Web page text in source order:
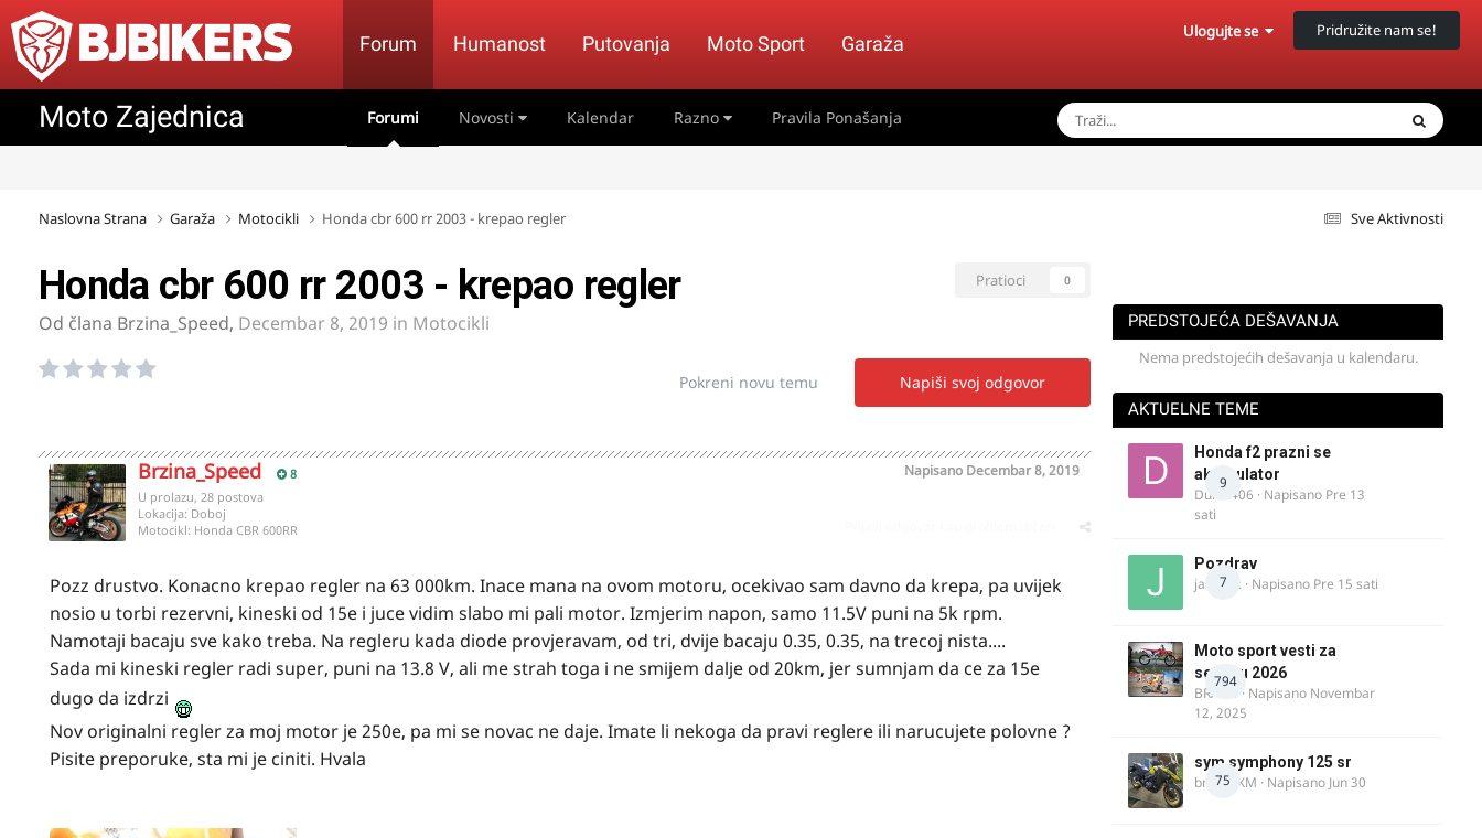
Forum Humanost Putovanja Moto Sport Garaža
Ulogujte se Pridružite nam se!
Moto Zajednica Forumi Novosti Kalendar Razno Pravila Ponašanja
Sve Aktivnosti
Naslovna Strana Garaža Motocikli Honda cbr 600 rr 2003 - krepao regler
Pratioci 0
Honda cbr 600 rr 2003 - krepao regler
Od člana Brzina_Speed, Decembar 8, 2019 in Motocikli
Napiši svoj odgovor
Pokreni novu temu
Brzina_Speed 8 Napisano Decembar 8, 2019
U prolazu, 28 postova
Lokacija: Doboj
Motocikl: Honda CBR 600RR
Pozz drustvo. Konacno krepao regler na 63 000km. Inace mana na ovom motoru, ocekivao sam davno da krepa, pa uvijek
nosio u torbi rezervni, kineski od 15e i juce vidim slabo mi pali motor. Izmjerim napon, samo 11.5V puni na 5k rpm.
Namotaji bacaju sve kako treba. Na regleru kada diode provjeravam, od tri, dvije bacaju 0.35, 0.35, na trecoj nista....
Sada mi kineski regler radi super, puni na 13.8 V, ali me strah toga i ne smijem dalje od 20km, jer sumnjam da ce za 15e
dugo da izdrzi
Nov originalni regler za moj motor je 250e, pa mi se novac ne daje. Imate li nekoga da pravi reglere ili narucujete polovne ?
Pisite preporuke, sta mi je ciniti. Hvala
PREDSTOJEĆA DEŠAVANJA
Nema predstojećih dešavanja u kalendaru.
AKTUELNE TEME
9
Honda f2 prazni se
akomulator
Dule1406 · Napisano Pre 13
sati
7
Pozdrav
jasminc · Napisano Pre 15 sati
794
Moto sport vesti za
sezonu 2026
BRACO · Napisano Novembar
12, 2025
75
sym symphony 125 sr
brankoXM · Napisano Jun 30